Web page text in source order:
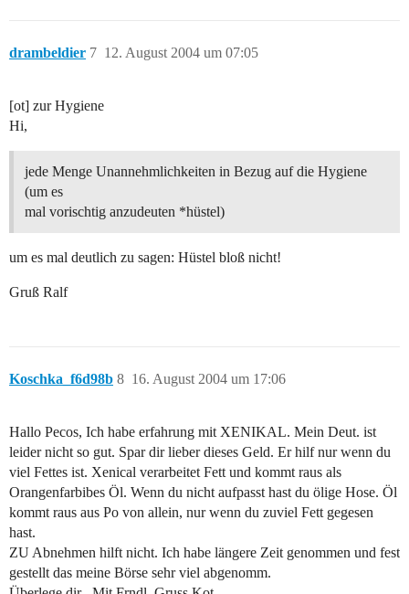
drambeldier 12. August 2004 um 07:05
7
[ot] zur Hygiene
Hi,
jede Menge Unannehmlichkeiten in Bezug auf die Hygiene
(um es
mal vorischtig anzudeuten *hüstel)
um es mal deutlich zu sagen: Hüstel bloß nicht!
Gruß Ralf
Koschka_f6d98b 16. August 2004 um 17:06
8
Hallo Pecos, Ich habe erfahrung mit XENIKAL. Mein Deut. ist
leider nicht so gut. Spar dir lieber dieses Geld. Er hilf nur wenn du
viel Fettes ist. Xenical verarbeitet Fett und kommt raus als
Orangenfarbibes Öl. Wenn du nicht aufpasst hast du ölige Hose. Öl
kommt raus aus Po von allein, nur wenn du zuviel Fett gegesen
hast.
ZU Abnehmen hilft nicht. Ich habe längere Zeit genommen und fest
gestellt das meine Börse sehr viel abgenomm.